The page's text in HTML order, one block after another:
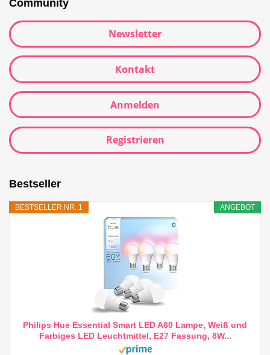
Community
Newsletter
Kontakt
Anmelden
Registrieren
Bestseller
ANGEBOT
BESTSELLER NR. 1
Philips Hue Essential Smart LED A60 Lampe, Weiß und
Farbiges LED Leuchtmittel, E27 Fassung, 8W...